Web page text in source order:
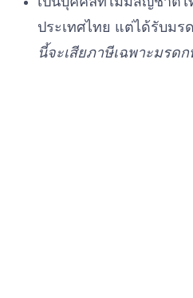
ประเทศไทย แต่ได้รับมร
นี้จะเสียภาษีเฉพาะมรด